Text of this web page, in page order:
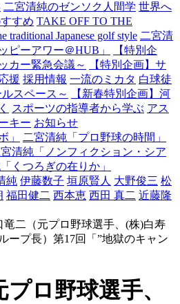
二宮清純のゼンソク人間学 世界へ
すめ TAKE OFF TO THE
traditional Japanese golf style 二宮清
ピーアワー＠HUB」
【特別企
カー緊急会議～
【特別企画】サ
援 採用情報 一流のミカタ 白球徒
スペース～
【新春特別企画】河
スポーツの指導者から学ぶ アス
キー お知らせ
」
二宮清純「プロ野球の時間」
宮清純「ノンフィクション・シア
くつろぎの在りか」
純 伊藤数子 垣原賢人 大野俊三 松
福田健二 西本恵 西田 真二 近藤隆
竜二（元プロ野球選手、(株)白寿
ープ長）第17回「”地獄のキャン
ロ野球選手、